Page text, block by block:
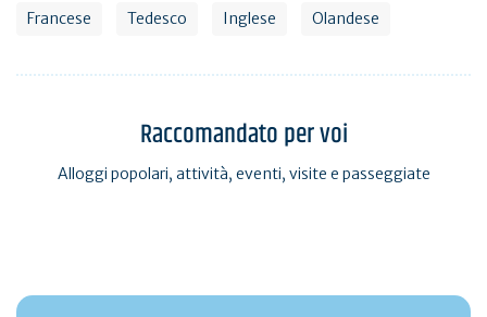
Francese Tedesco Inglese Olandese
Raccomandato per voi
Alloggi popolari, attività, eventi, visite e passeggiate